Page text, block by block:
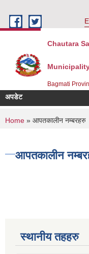
Chautara
Bagmati
अपडेट
You are here
Home » आपतकालीन नम्बरहरु
आपतकालीन
स्थानीय तहहरु